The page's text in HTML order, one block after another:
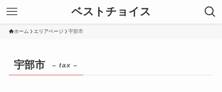
ベストチョイス
ホーム エリアページ 宇部市
宇部市 – tax –